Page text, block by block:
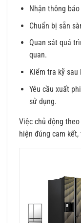
Nhận thông
Chuẩn bị sẵn
Quan sát quá
quan.
Kiểm tra kỹ
Yêu cầu xuất
sử dụng.
Việc chủ động
hiện đúng cam